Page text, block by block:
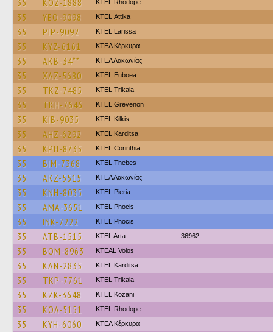
35 KOZ-1888 KTEL Rhodope
35 YEO-9098 KΤΕL Αttika
35 PIP-9092 KTEL Larissa
35 KYZ-6161 ΚΤΕΛ Κέρκυρα
35 AKB-34** ΚΤΕΛ Λακωνίας
35 XAZ-5680 ΚΤΕL Euboea
35 TKZ-7485 ΚΤΕL Τrikala
35 TKH-7646 ΚΤΕL Grevenon
35 KIB-9035 KTEL Kilkis
35 AHZ-6292 ΚΤΕL Karditsa
35 KPH-8735 KTEL Corinthia
35 BIM-7368 KTEL Thebes
35 AKZ-5515 ΚΤΕΛ Λακωνίας
35 KNH-8035 KTEL Pieria
35 AMA-3651 ΚΤΕL Phocis
35 INK-7222 ΚΤΕL Phocis
35 ATB-1515 KTEL Arta 36962
35 BOM-8963 KTEAL Volos
35 KAN-2835 ΚΤΕL Karditsa
35 TKP-7761 ΚΤΕL Τrikala
35 KZK-3648 ΚΤΕL Kozani
35 KOA-5151 KTEL Rhodope
35 KYH-6060 ΚΤΕΛ Κέρκυρα